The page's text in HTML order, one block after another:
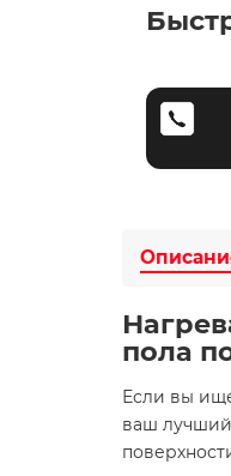
пола
Если вы
ваш лучший